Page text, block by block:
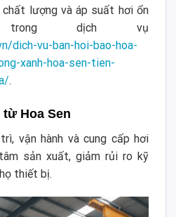
lượng và áp suất hơi ổn
dịch vụ
dich-vu-ban-hoi-bao-hoa-
xanh-hoa-sen-tien-
.
Hoa Sen
vận hành và cung cấp hơi
sản xuất, giảm rủi ro kỹ
thiết bị.